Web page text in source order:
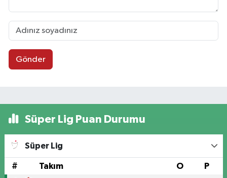
Gönder
Süper Lig Puan Durumu
Süper Lig
# Takım O P